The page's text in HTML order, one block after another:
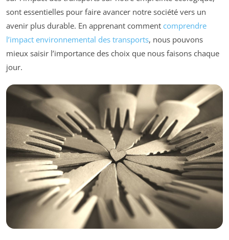
sont essentielles pour faire avancer notre société vers un
avenir plus durable. En apprenant comment comprendre
l’impact environnemental des transports, nous pouvons
mieux saisir l’importance des choix que nous faisons chaque
jour.